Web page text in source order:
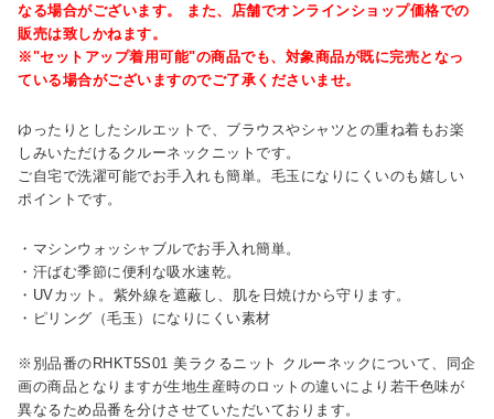
なる場合がございます。 また、店舗でオンラインショップ価格での
販売は致しかねます。
※"セットアップ着用可能"の商品でも、対象商品が既に完売となっ
ている場合がございますのでご了承くださいませ。
ゆったりとしたシルエットで、ブラウスやシャツとの重ね着もお楽
しみいただけるクルーネックニットです。
ご自宅で洗濯可能でお手入れも簡単。毛玉になりにくいのも嬉しい
ポイントです。
・マシンウォッシャブルでお手入れ簡単。
・汗ばむ季節に便利な吸水速乾。
・UVカット。紫外線を遮蔽し、肌を日焼けから守ります。
・ピリング（毛玉）になりにくい素材
※別品番のRHKT5S01 美ラクるニット クルーネックについて、同企
画の商品となりますが生地生産時のロットの違いにより若干色味が
異なるため品番を分けさせていただいております。